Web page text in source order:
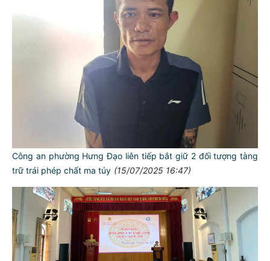
Công an phường Hưng Đạo liên tiếp bắt giữ 2 đối tượng tàng
trữ trái phép chất ma túy (15/07/2025 16:47)
NGƯỜI CÔNG AN CÁCH MỆNH LÀ:
Đối với tự mình, phải
Đối với đồng sự, phải
THÂN ÁI GIÚP ĐỠ
Đối với chính phủ, phải
TUYỆT ĐỐI TRUNG THÀNH